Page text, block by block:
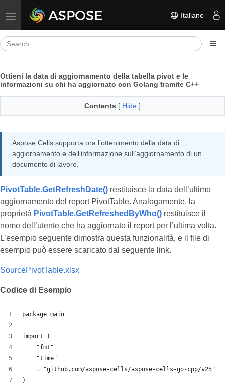
Toggle navigation Italiano
Ottieni la data di aggiornamento della tabella pivot e le
informazioni su chi ha aggiornato con Golang tramite C++
Contents [ Hide ]
Aspose.Cells supporta ora l’ottenimento della data di
aggiornamento e dell’informazione sull’aggiornamento di un
documento di lavoro.
PivotTable.GetRefreshDate() restituisce la data dell’ultimo
aggiornamento del report PivotTable. Analogamente, la
proprietà PivotTable.GetRefreshedByWho() restituisce il
nome dell’utente che ha aggiornato il report per l’ultima volta.
L’esempio seguente dimostra questa funzionalità, e il file di
esempio può essere scaricato dal seguente link.
SourcePivotTable.xlsx
Codice di Esempio
package main
import (
    "fmt"
    "time"
    . "github.com/aspose-cells/aspose-cells-go-cpp/v25"
)